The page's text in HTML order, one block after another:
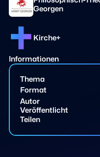
Georgen
Kirche+
Informationen
Thema
Format
Autor
Veröffentlicht
Teilen